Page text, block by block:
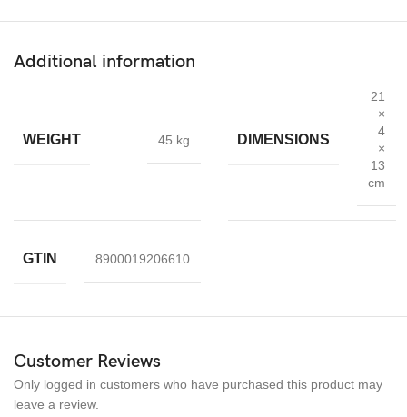
2 x skärmskydd i härdat glas
2 x våt rengöringsduk
Snabbfakta
Anti-repor, Anti-fingeravtryck, anti-explosion
Sekretess mot spion och bra skärmkänslighet
Enkel montering och Bubbelfri installation
Additional information
WEIGHT 45 kg DIMENSIONS
21
×
4
×
13
cm
GTIN 8900019206610
Customer Reviews
Only logged in customers who have purchased this product may
leave a review.